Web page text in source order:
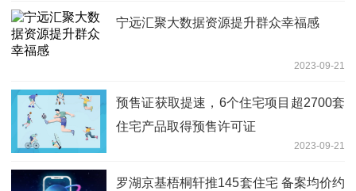
宁远汇聚大数据资源提升群众幸福感
2023-09-21
预售证获取提速，6个住宅项目超2700套
住宅产品取得预售许可证
2023-09-21
罗湖京基梧桐轩推145套住宅 备案均价约